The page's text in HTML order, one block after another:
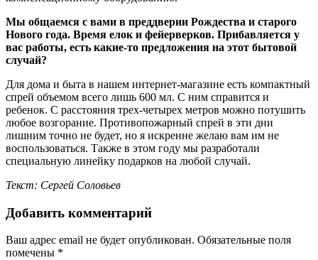
Мы общаемся с вами в преддверии Рождества и старого
Нового года. Время елок и фейерверков. Прибавляется у
вас работы, есть какие-то предложения на этот бытовой
случай?
Для дома и быта в нашем интернет-магазине есть компактный
спрей объемом всего лишь 600 мл. С ним справится и
ребенок. С расстояния трех-четырех метров можно потушить
любое возгорание. Противопожарный спрей в эти дни
лишним точно не будет, но я искренне желаю вам им не
воспользоваться. Также в этом году мы разработали
специальную линейку подарков на любой случай.
Текст: Сергей Соловьев
Добавить комментарий
Ваш адрес email не будет опубликован. Обязательные поля
помечены *